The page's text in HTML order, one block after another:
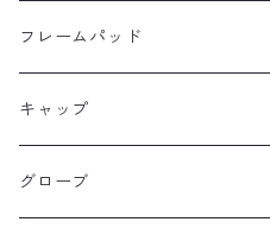
Farewell
Farther Bag Co
HANDUP
サドルバッグ
フレームパッド
キャップ
グローブ